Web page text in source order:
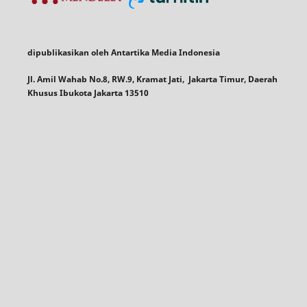
dipublikasikan oleh Antartika Media Indonesia
Jl. Amil Wahab No.8, RW.9, Kramat Jati, Jakarta Timur, Daerah
Khusus Ibukota Jakarta 13510